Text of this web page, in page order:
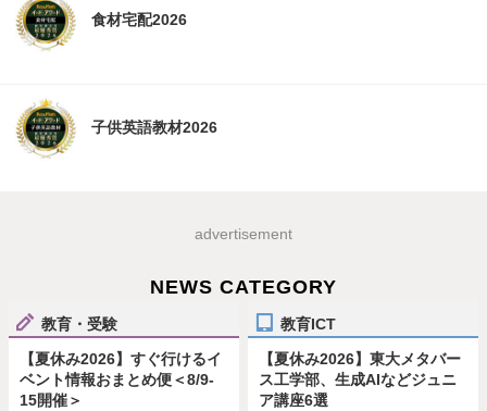
食材宅配2026
子供英語教材2026
advertisement
NEWS CATEGORY
教育・受験
【夏休み2026】すぐ行けるイ
ベント情報おまとめ便＜8/9-
15開催＞
教育ICT
【夏休み2026】東大メタバー
ス工学部、生成AIなどジュニ
ア講座6選